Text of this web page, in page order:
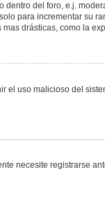
del foro, e.j.
para incrementar su
drásticas, como la
el uso malicioso del
necesite registrarse